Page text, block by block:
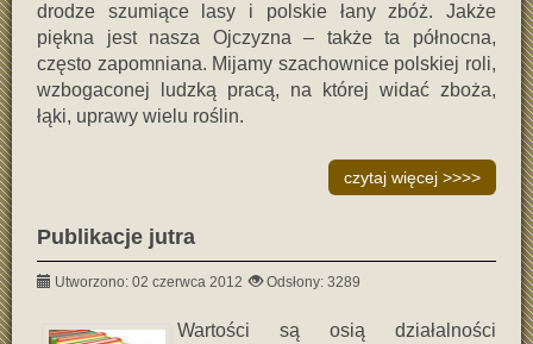
drodze szumiące lasy i polskie łany zbóż. Jakże
piękna jest nasza Ojczyzna – także ta północna,
często zapomniana. Mijamy szachownice polskiej roli,
wzbogaconej ludzką pracą, na której widać zboża,
łąki, uprawy wielu roślin.
czytaj więcej >>>>
Publikacje jutra
Utworzono: 02 czerwca 2012 Odsłony: 3289
Wartości są osią działalności